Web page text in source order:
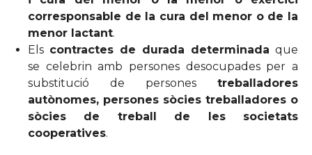
corresponsable de la cura del menor o de la
menor lactant.
Els contractes de durada determinada que
se celebrin amb persones desocupades per a
substitució de persones treballadores
autònomes, persones sòcies treballadores o
sòcies de treball de les societats
cooperatives.